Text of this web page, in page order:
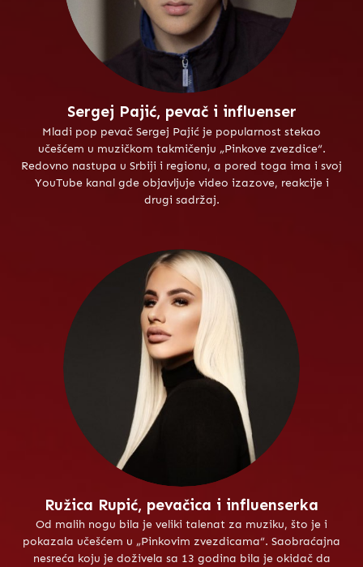
Sergej Pajić, pevač i influenser
Mladi pop pevač Sergej Pajić je popularnost stekao
učešćem u muzičkom takmičenju „Pinkove zvezdice“.
Redovno nastupa u Srbiji i regionu, a pored toga ima i svoj
YouTube kanal gde objavljuje video izazove, reakcije i
drugi sadržaj.
Ružica Rupić, pevačica i influenserka
Od malih nogu bila je veliki talenat za muziku, što je i
pokazala učešćem u „Pinkovim zvezdicama“. Saobraćajna
nesreća koju je doživela sa 13 godina bila je okidač da